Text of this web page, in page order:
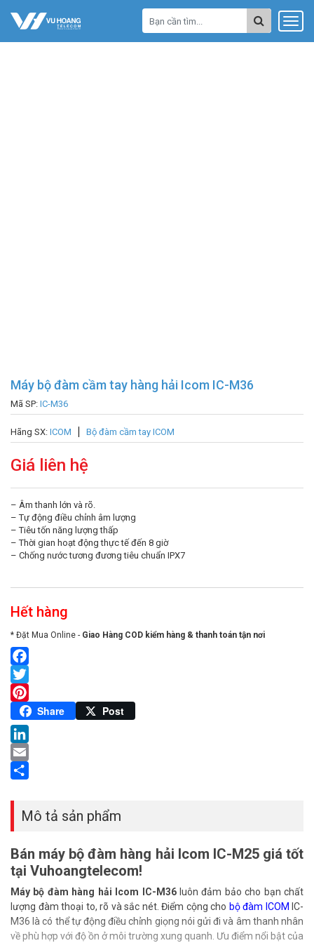
Máy bộ đàm cầm tay hàng hải Icom IC-M36
Mã SP: IC-M36
Hãng SX: ICOM Bộ đàm cầm tay ICOM
Giá liên hệ
– Âm thanh lớn và rõ.
– Tự động điều chỉnh âm lượng
– Tiêu tốn năng lượng thấp
– Thời gian hoạt động thực tế đến 8 giờ
– Chống nước tương đương tiêu chuẩn IPX7
Hết hàng
* Đặt Mua Online - Giao Hàng COD kiểm hàng & thanh toán tận nơi
Facebook
Twitter
Pinterest
Share Post
LinkedIn
Email
Mô tả sản phẩm
Bán máy bộ đàm hàng hải Icom IC-M25 giá tốt
tại Vuhoangtelecom!
Máy bộ đàm hàng hải Icom IC-M36luôn đảm bảo cho bạn chất
lượng đàm thoại to, rõ và sắc nét. Điểm cộng cho bộ đàm ICOM IC-
M36 là có thể tự động điều chỉnh giọng nói gửi đi và âm thanh nhân
về phù hợp với độ ồn ở môi trường xung quanh. Ưu điểm nổi bật của